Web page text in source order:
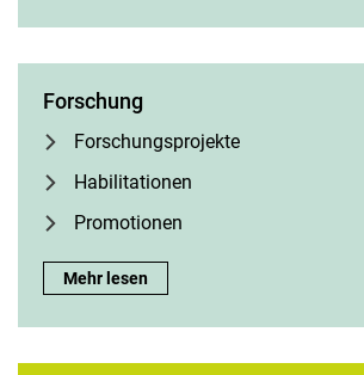
Forschung
For­schungs­pro­jek­te
Habilitationen
Promotionen
Forschung:
Mehr lesen